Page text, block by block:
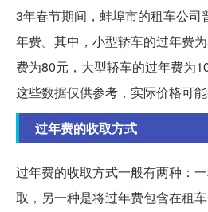
3年春节期间，蚌埠市的租车公司
年费。其中，小型轿车的过年费
费为80元，大型轿车的过年费为
这些数据仅供参考，实际价格可能
过年费的收取方式
过年费的收取方式一般有两种：
取，另一种是将过年费包含在租